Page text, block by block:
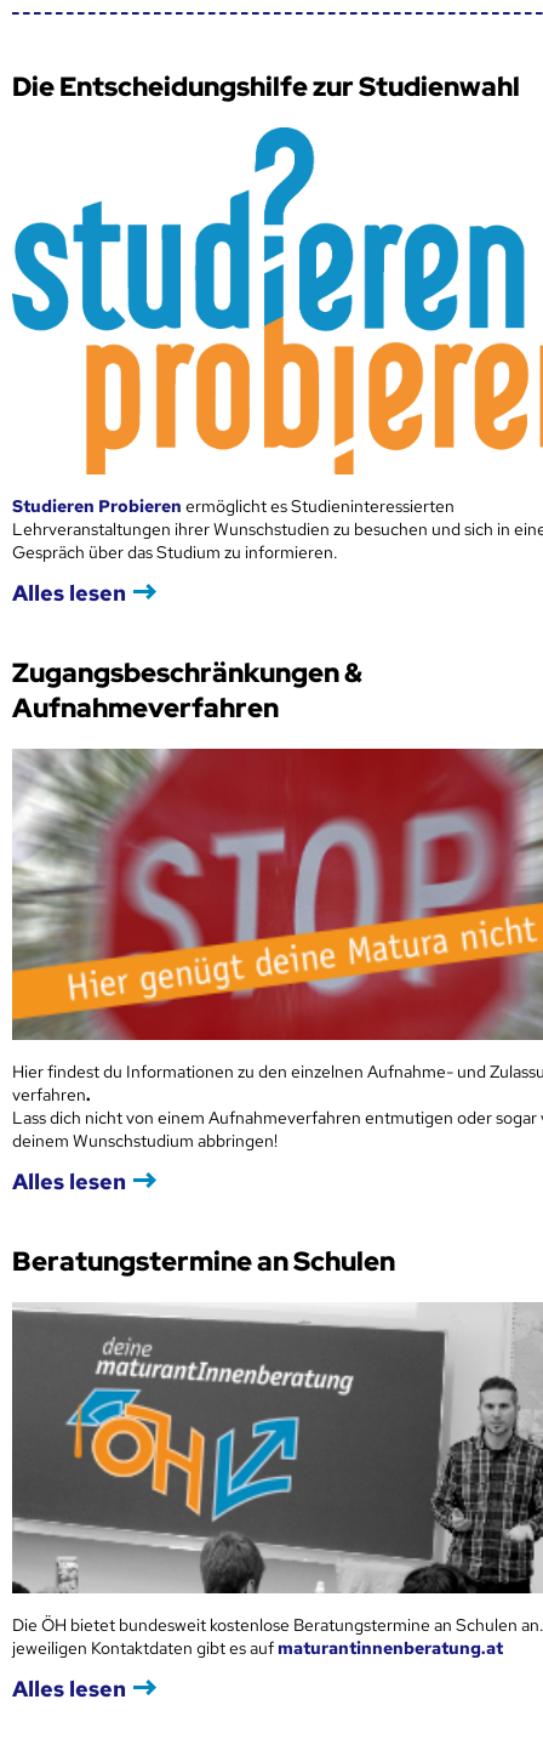
Die Entscheidungshilfe zur Studienwahl
Studieren Probieren ermöglicht es Studieninteressierten
Lehrveranstaltungen ihrer Wunschstudien zu besuchen und sich in
Gespräch über das Studium zu informieren.
Alles lesen
Zugangsbeschränkungen &
Aufnahmeverfahren
Hier findest du Informationen zu den einzelnen Aufnahme- und
verfahren.
Lass dich nicht von einem Aufnahmeverfahren entmutigen oder sogar
deinem Wunschstudium abbringen!
Alles lesen
Beratungstermine an Schulen
Die ÖH bietet bundesweit kostenlose Beratungstermine an Schulen
jeweiligen Kontaktdaten gibt es aufmaturantinnenberatung.at
Alles lesen